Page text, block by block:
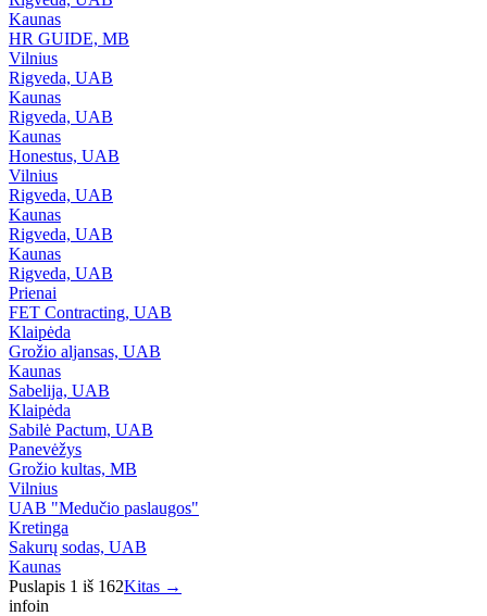
Kaunas
HR GUIDE, MB
Vilnius
Rigveda, UAB
Kaunas
Rigveda, UAB
Kaunas
Honestus, UAB
Vilnius
Rigveda, UAB
Kaunas
Rigveda, UAB
Kaunas
Rigveda, UAB
Prienai
FET Contracting, UAB
Klaipėda
Grožio aljansas, UAB
Kaunas
Sabelija, UAB
Klaipėda
Sabilė Pactum, UAB
Panevėžys
Grožio kultas, MB
Vilnius
UAB "Medučio paslaugos"
Kretinga
Sakurų sodas, UAB
Kaunas
Puslapis 1 iš 162Kitas →
infoin